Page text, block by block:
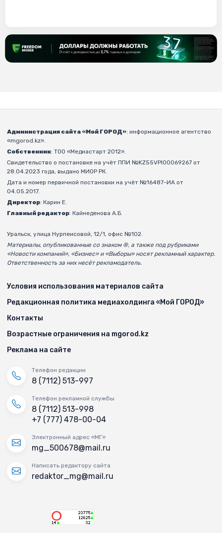
Администрация сайта «Мой ГОРОД»: информационное агентство
«mgorod.kz».
Собственник: ТОО «Медиастарт 2012».
Свидетельство о постановке на учёт ППИ №KZ55VPI00069267 от
28.04.2023 года, выдано МИОР РК.
Дата и номер первичной постановки на учёт №16487-ИА от
04.05.2017.
Директор: Карин Е.
Главный редактор: Кайнеденова А.Б.
Уральск, улица Нурпеисовой, 12/1, офис №102.
Материалы, опубликованные со знаком ®, а также под рубриками
«Новости компаний», «Бизнес» и «Выборы» носят рекламный характер.
Ответственность за них несёт рекламодатель.
Условия использования материалов сайта
Редакционная политика медиахолдинга «Мой ГОРОД»
Контакты
Возрастные ограничения на mgorod.kz
Реклама на сайте
Телефон редакции
8 (7112) 513-997
Телефон рекламной службы
8 (7112) 513-998
+7 (777) 478-00-04
Электронный адрес «МГ»
mg_500678@mail.ru
Написать редактору сайта
redaktor_mg@mail.ru